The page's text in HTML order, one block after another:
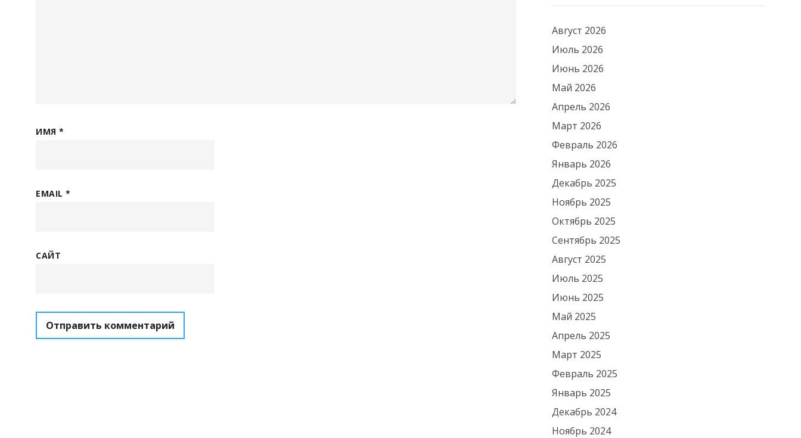
ИМЯ*
EMAIL*
САЙТ
Август 2026
Июль 2026
Июнь 2026
Май 2026
Апрель 2026
Март 2026
Февраль 2026
Январь 2026
Декабрь 2025
Ноябрь 2025
Октябрь 2025
Сентябрь 2025
Август 2025
Июль 2025
Июнь 2025
Май 2025
Апрель 2025
Март 2025
Февраль 2025
Январь 2025
Декабрь 2024
Ноябрь 2024